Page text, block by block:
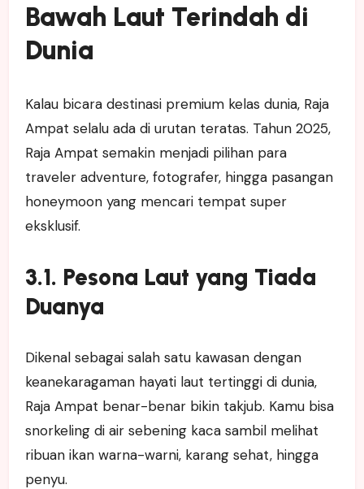
Bawah Laut Terindah di
Dunia
Kalau bicara destinasi premium kelas dunia, Raja
Ampat selalu ada di urutan teratas. Tahun 2025,
Raja Ampat semakin menjadi pilihan para
traveler adventure, fotografer, hingga pasangan
honeymoon yang mencari tempat super
eksklusif.
3.1. Pesona Laut yang Tiada
Duanya
Dikenal sebagai salah satu kawasan dengan
keanekaragaman hayati laut tertinggi di dunia,
Raja Ampat benar-benar bikin takjub. Kamu bisa
snorkeling di air sebening kaca sambil melihat
ribuan ikan warna-warni, karang sehat, hingga
penyu.